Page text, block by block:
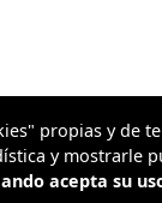
propias y de
y mostrarle
acepta su